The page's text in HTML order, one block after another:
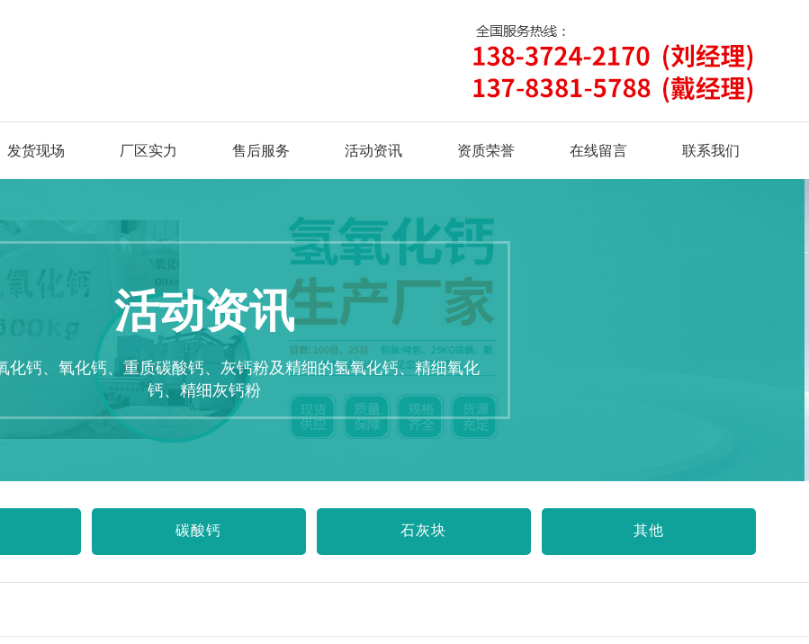
发货现场 厂区实力 售后服务 活动资讯 资质荣誉 在线留言 联系我们
活动资讯
化钙、氧化钙、重质碳酸钙、灰钙粉及精细的氢氧化钙、精细氧化
钙、精细灰钙粉
碳酸钙 石灰块 其他